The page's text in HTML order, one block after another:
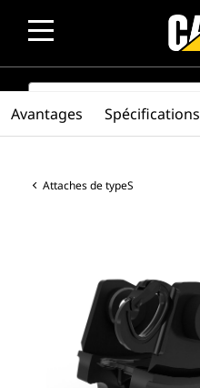
SEARCH
Attaches de typeS
Avantages Spécifications